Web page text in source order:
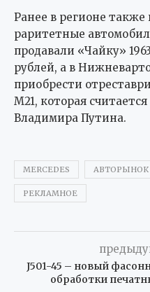
Ранее в регионе также
раритетные
продавали «Чайку»
рублей, а в
приобрести
М21, которая
Владимира Путина.
MERCEDES АВТОРЫНОК
РЕКЛАМНОЕ
J501-45 – новый
обработки